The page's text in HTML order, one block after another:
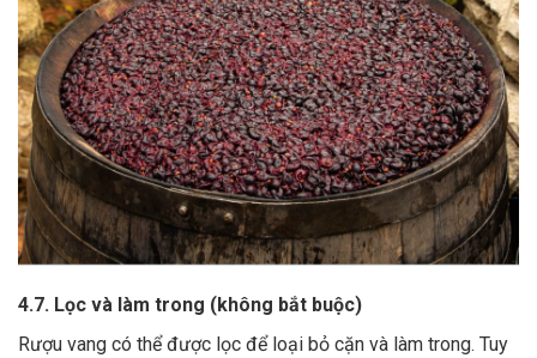
4.7. Lọc và làm trong (không bắt buộc)
Rượu vang có thể được lọc để loại bỏ cặn và làm trong. Tuy